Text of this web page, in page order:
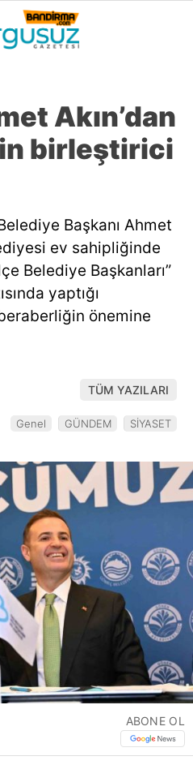
Facebook
Instagram
Youtube
27.1
BALIKESIR
YAZARLAR
Akın’dan
birleştirici
Başkanı Ahmet
ev sahipliğinde
Belediye Başkanları”
yaptığı
önemine
TÜM YAZILARI
Genel GÜNDEM SİYASET
ABONE OL